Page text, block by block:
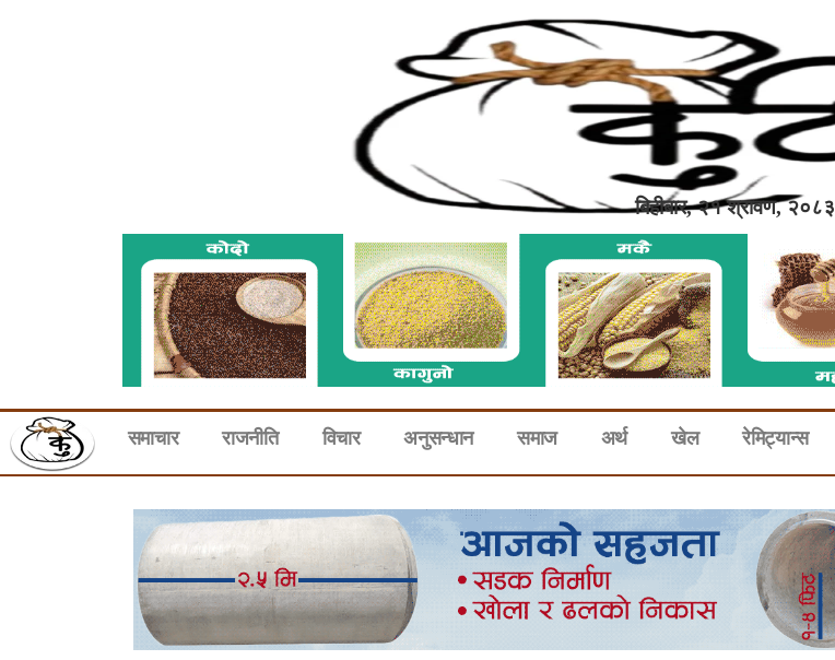
बिहीबार, २१ श्रावण, २०८३
समाचार राजनीति विचार अनुसन्धान समाज अर्थ खेल रेमिट्यान्स